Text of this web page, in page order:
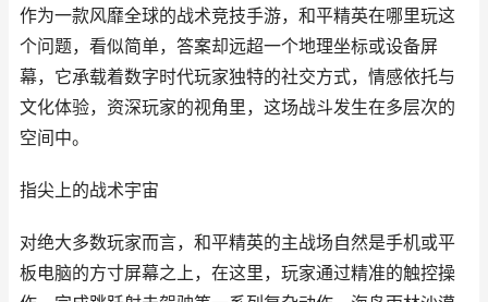
作为一款风靡全球的战术竞技手游，和平精英在哪里玩这
个问题，看似简单，答案却远超一个地理坐标或设备屏
幕，它承载着数字时代玩家独特的社交方式，情感依托与
文化体验，资深玩家的视角里，这场战斗发生在多层次的
空间中。
指尖上的战术宇宙
对绝大多数玩家而言，和平精英的主战场自然是手机或平
板电脑的方寸屏幕之上，在这里，玩家通过精准的触控操